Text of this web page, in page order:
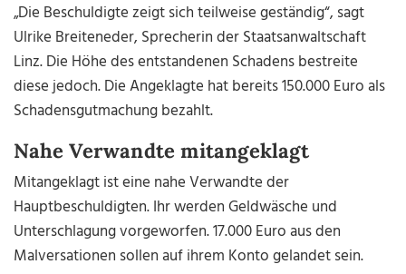
„Die Beschuldigte zeigt sich teilweise geständig“, sagt
Ulrike Breiteneder, Sprecherin der Staatsanwaltschaft
Linz. Die Höhe des entstandenen Schadens bestreite
diese jedoch. Die Angeklagte hat bereits 150.000 Euro als
Schadensgutmachung bezahlt.
Nahe Verwandte mitangeklagt
Mitangeklagt ist eine nahe Verwandte der
Hauptbeschuldigten. Ihr werden Geldwäsche und
Unterschlagung vorgeworfen. 17.000 Euro aus den
Malversationen sollen auf ihrem Konto gelandet sein.